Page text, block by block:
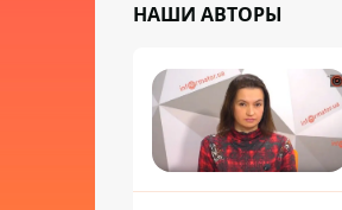
НАШИ АВТОРЫ